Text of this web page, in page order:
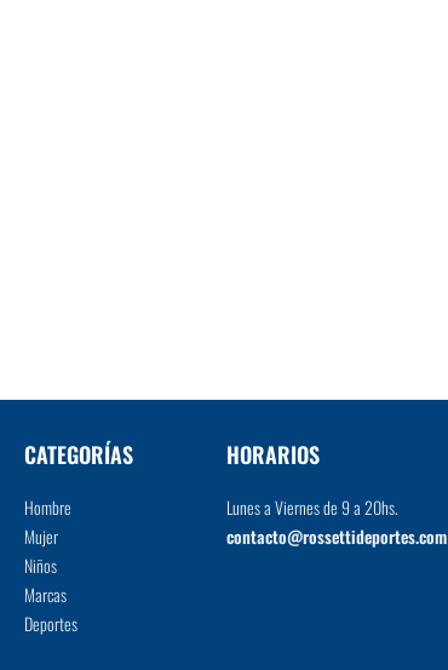
CATEGORÍAS
Hombre
Mujer
Niños
Marcas
Deportes
HORARIOS
Lunes a Viernes de 9 a 20hs.
contacto@rossettideportes.com